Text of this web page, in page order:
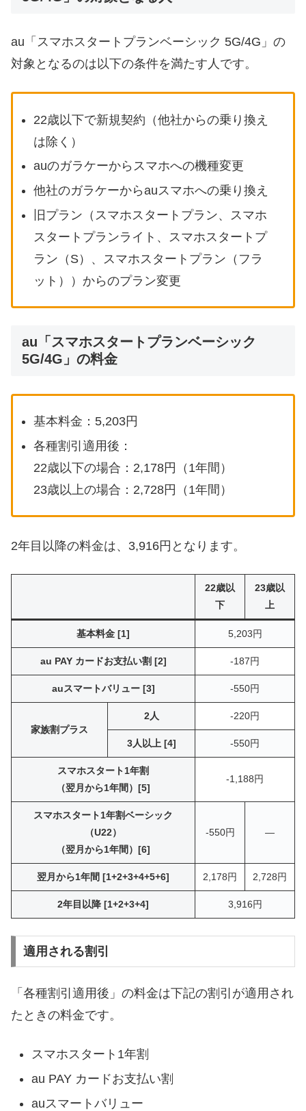
au「スマホスタートプランベーシック 5G/4G」の
対象となるのは以下の条件を満たす人です。
22歳以下で新規契約（他社からの乗り換え
は除く）
auのガラケーからスマホへの機種変更
他社のガラケーからauスマホへの乗り換え
旧プラン（スマホスタートプラン、スマホ
スタートプランライト、スマホスタートプ
ラン（S）、スマホスタートプラン（フラ
ット））からのプラン変更
au「スマホスタートプランベーシック
5G/4G」の料金
基本料金：5,203円
各種割引適用後：
22歳以下の場合：2,178円（1年間）
23歳以上の場合：2,728円（1年間）
2年目以降の料金は、3,916円となります。
22歳以
下
23歳以
上
基本料金 [1] 5,203円
au PAY カードお支払い割 [2] -187円
auスマートバリュー [3] -550円
家族割プラス
2人 -220円
3人以上 [4] -550円
スマホスタート1年割
（翌月から1年間）[5]
-1,188円
スマホスタート1年割ベーシック
（U22）
（翌月から1年間）[6]
-550円 ―
翌月から1年間 [1+2+3+4+5+6] 2,178円 2,728円
2年目以降 [1+2+3+4] 3,916円
適用される割引
「各種割引適用後」の料金は下記の割引が適用され
たときの料金です。
スマホスタート1年割
au PAY カードお支払い割
auスマートバリュー